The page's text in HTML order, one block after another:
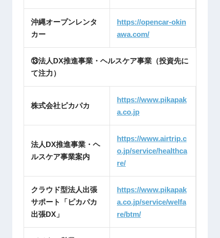
沖縄オープンレンタ
カー
https://opencar-okin
awa.com/
⑬法人DX推進事業・ヘルスケア事業（投資先に
て注力）
株式会社ピカパカ
https://www.pikapak
a.co.jp
法人DX推進事業・ヘ
ルスケア事業案内
https://www.airtrip.c
o.jp/service/healthca
re/
クラウド型法人出張
サポート「ピカパカ
出張DX」
https://www.pikapak
a.co.jp/service/welfa
re/btm/